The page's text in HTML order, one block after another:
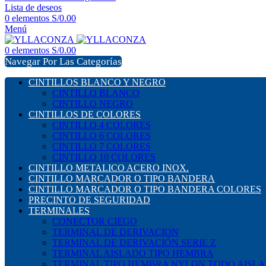
Lista de deseos
0 elementos S/0.00
Menú
0 elementos S/0.00
Navegar Por Las Categorías
CINTILLOS BLANCO Y NEGRO
CINTILLO BLANCO
CINTILLO NEGRO
CINTILLOS DE COLORES
CINTILLO 4 COLORES
CINTILLO 6 COLORES
CINTILLO 7 COLORES
CINTILLO 10 COLORES
CINTILLO METALICO ACERO INOX.
CINTILLO MARCADOR O TIPO BANDERA
CINTILLO MARCADOR O TIPO BANDERA COLORES
PRECINTO DE SEGURIDAD
TERMINALES
CONECTOR CIEGO
TERMINAL DE DERIVACION
TERMINAL DE DERIVACIÓN SERIE Z
TERMINAL AISLADO TIPO HEMBRA
TERMINAL TIPO HEMBRA NYLON TODO